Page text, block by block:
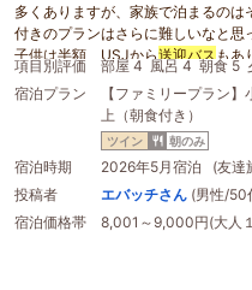
多くありますが、家族で泊まるの
付きのプランはさらに難しいなと思
子供は半額、USJから送迎バス もあ
用することとしました。
はじめに利用後の感想は、部屋の
フェも充実していて、目の前で作
強いて言えば、夕飯を食べる場所や
あるぐらいで、とても満足！
送迎バス
の経路も久しぶりの大阪
暗でしたが、これもある意味よかっ
ュートラム、地下鉄で移動も便利
項目別評価 部屋 4 風呂 4 朝食 5
宿泊プラン
【ファミリープラン
上（朝食付き）
ツイン 朝のみ
宿泊時期
2026年5月宿泊 (友達
投稿者
エバッチさん (男性/50
宿泊価格帯
8,001～9,000円(大人